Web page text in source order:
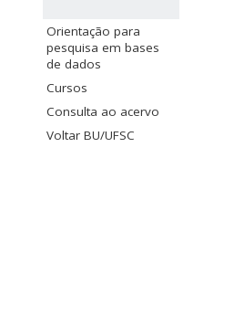
Orientação para
pesquisa em bases
de dados
Cursos
Consulta ao acervo
Voltar BU/UFSC